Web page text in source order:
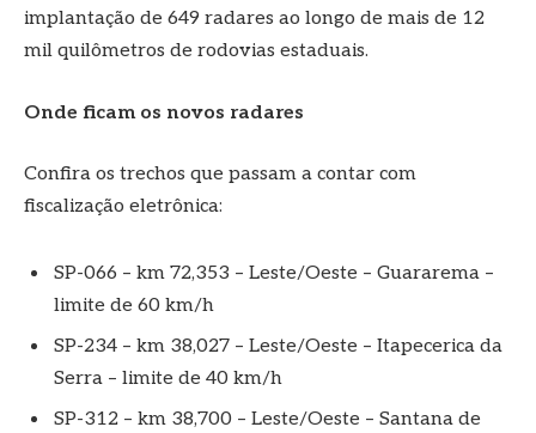
implantação de 649 radares ao longo de mais de 12
mil quilômetros de rodovias estaduais.
Onde ficam os novos radares
Confira os trechos que passam a contar com
fiscalização eletrônica:
SP-066 – km 72,353 – Leste/Oeste – Guararema –
limite de 60 km/h
SP-234 – km 38,027 – Leste/Oeste – Itapecerica da
Serra – limite de 40 km/h
SP-312 – km 38,700 – Leste/Oeste – Santana de